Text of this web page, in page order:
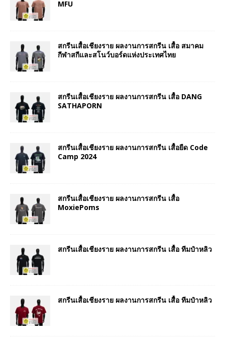
MFU
สกรีนเสื้อเชียงราย ผลงานการสกรีน เสื้อ สมาคม
กีฬาสกีและสโนว์บอร์ดแห่งประเทศไทย
สกรีนเสื้อเชียงราย ผลงานการสกรีน เสื้อ DANG
SATHAPORN
สกรีนเสื้อเชียงราย ผลงานการสกรีน เสื้อยืด Code
Camp 2024
สกรีนเสื้อเชียงราย ผลงานการสกรีน เสื้อ
MoxiePoms
สกรีนเสื้อเชียงราย ผลงานการสกรีน เสื้อ ทีมป๋าหลิว
สกรีนเสื้อเชียงราย ผลงานการสกรีน เสื้อ ทีมป๋าหลิว